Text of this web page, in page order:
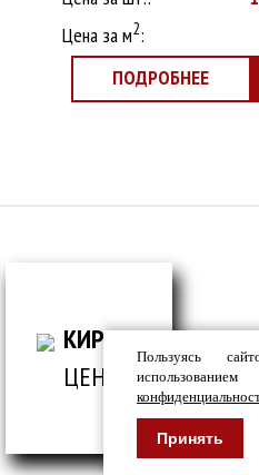
Цена за м2:
ПОДРОБНЕЕ
Пользуясь
Принять
КИРПИЧ
ЦЕНТР
© Кирпич
офертой.